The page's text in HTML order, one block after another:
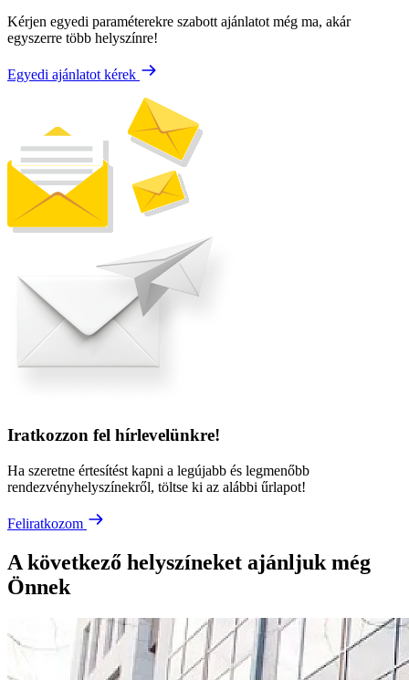
Kérjen egyedi paraméterekre szabott ajánlatot még ma, akár
egyszerre több helyszínre!
Egyedi ajánlatot kérek
Iratkozzon fel hírlevelünkre!
Ha szeretne értesítést kapni a legújabb és legmenőbb
rendezvényhelyszínekről, töltse ki az alábbi űrlapot!
Feliratkozom
A következő helyszíneket ajánljuk még
Önnek